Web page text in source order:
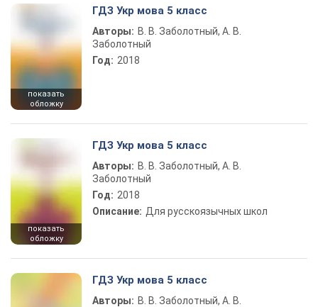
показать
обложку
ГДЗ Укр мова 5 класс
Авторы: В. В. Заболотный, А. В.
Заболотный
Год: 2018
показать
обложку
ГДЗ Укр мова 5 класс
Авторы: В. В. Заболотный, А. В.
Заболотный
Год: 2018
Описание: Для русскоязычных школ
ГДЗ Укр мова 5 класс
Авторы: В. В. Заболотный, А. В.